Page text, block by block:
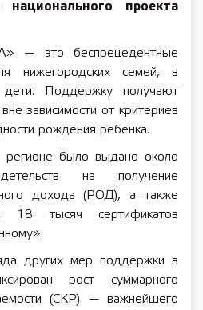
национального проекта
— это беспрецедентные
нижегородских семей, в
Поддержку получают
зависимости от критериев
рождения ребенка.
было выдано около
на получение
дохода (РОД), а также
18 тысяч сертификатов
других мер поддержки в
рост суммарного
(СКР) — важнейшего